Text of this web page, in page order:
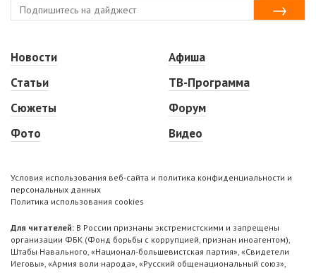
Новости
Статьи
Сюжеты
Фото
Афиша
ТВ-Программа
Форум
Видео
Условия использования веб-сайта и политика конфиденциальности и
персональных данных
Политика использования cookies
Для читателей: В России признаны экстремистскими и запрещены
организации ФБК (Фонд борьбы с коррупцией, признан иноагентом),
Штабы Навального, «Национал-большевистская партия», «Свидетели
Иеговы», «Армия воли народа», «Русский общенациональный союз»,